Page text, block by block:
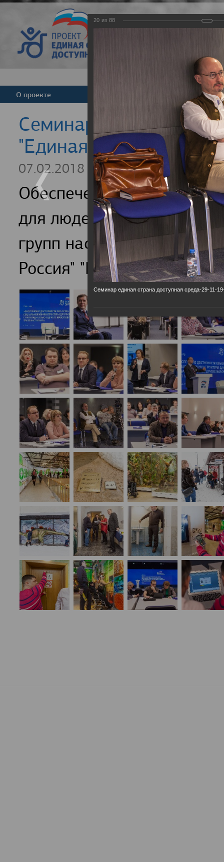
Версия для
О проекте Новости
Cеминар для
"Единая страна -
07.02.2018
Обеспечение
для людей с
групп населения
Россия" "Единая страна-
20 из 88
Семинар единая страна доступная среда-29-11-